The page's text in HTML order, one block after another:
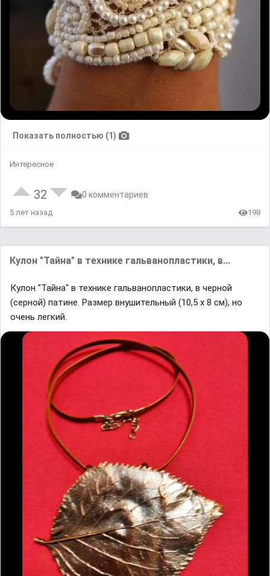
Показать полностью (1)
Интересное
32 0 комментариев
5 лет назад 198
Кулон "Тайна" в технике гальванопластики, в...
Кулон "Тайна" в технике гальванопластики, в черной
(серной) патине. Размер внушительный (10,5 х 8 см), но
очень легкий.